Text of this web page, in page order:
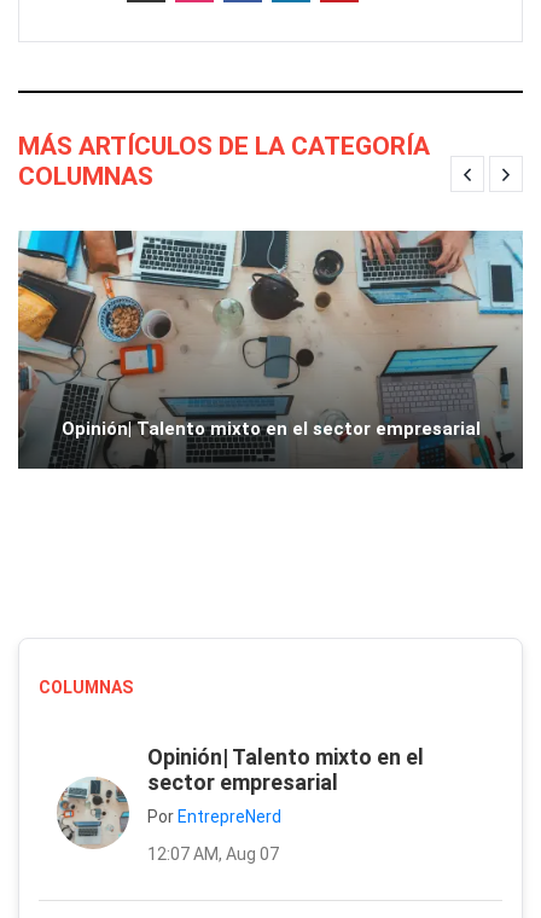
MÁS ARTÍCULOS DE LA CATEGORÍA
COLUMNAS
Opinión| Talento mixto en el sector empresarial
COLUMNAS
Opinión| Talento mixto en el
sector empresarial
Por EntrepreNerd
12:07 AM, Aug 07